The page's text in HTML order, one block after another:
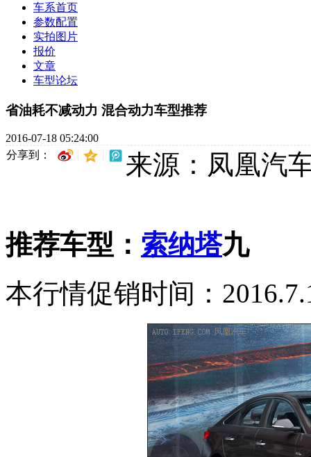
车系首页
参数配置
实拍图片
报价
文章
车型论坛
省油耗不减动力 混合动力车型推荐
2016-07-18 05:24:00
分享到：
来源：凤凰汽
推荐车型： 索纳塔九
本行情促销时间：